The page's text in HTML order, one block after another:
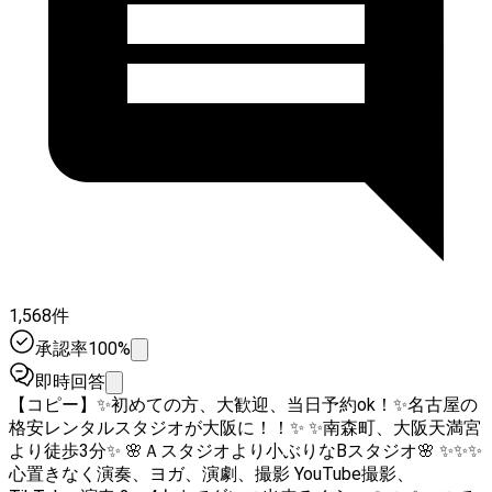
1,568件
承認率100%
即時回答
【コピー】✨初めての方、大歓迎、当日予約ok！✨名古屋の
格安レンタルスタジオが大阪に！！✨ ✨南森町、大阪天満宮
より徒歩3分✨ 🌸Ａスタジオより小ぶりなBスタジオ🌸 ✨✨✨
心置きなく演奏、ヨガ、演劇、撮影 YouTube撮影、